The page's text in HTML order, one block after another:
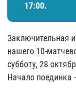
17:00.
Заключительная
нашего 10-
субботу, 28
Начало поединка